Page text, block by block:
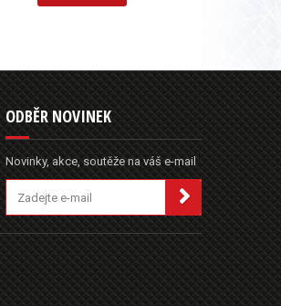
ODBĚR NOVINEK
Novinky, akce, soutěže na váš e-mail